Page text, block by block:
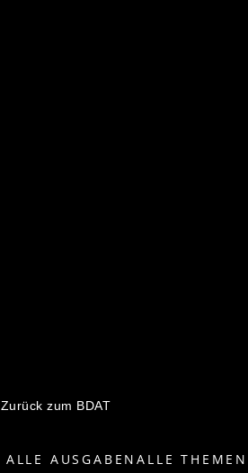
Zurück zum BDAT
ALLE AUSGABENALLE THEMEN